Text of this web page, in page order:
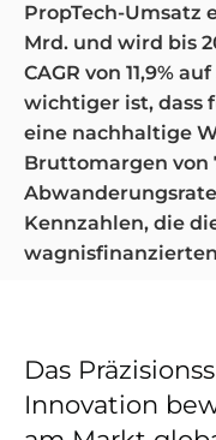
PropTech-Umsatz
Mrd. und wird bis
CAGR von 11,9%
wichtiger ist, dass
eine nachhaltige
Bruttomargen von
Kennzahlen, die
Das
Innovation